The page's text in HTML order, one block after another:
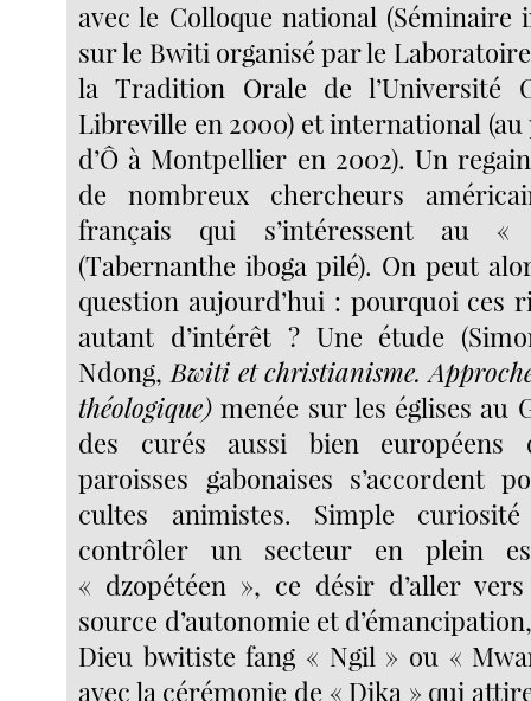
avec le Colloque national
sur le Bwiti organisé par le
la Tradition Orale de l’Université
Libreville en 2000) et international
d’Ô à Montpellier en 2002). Un
de nombreux chercheurs
français qui s’intéressent au
(Tabernanthe iboga pilé). On peut
question aujourd’hui : pourquoi ces
autant d’intérêt ? Une étude
Ndong, Bwiti et christianisme.
théologique) menée sur les églises au
des curés aussi bien européens
paroisses gabonaises s’accordent
cultes animistes. Simple
contrôler un secteur en plein
« dzopétéen », ce désir d’aller
source d’autonomie et
Dieu bwitiste fang « Ngil » ou «
avec la cérémonie de « Dika » qui